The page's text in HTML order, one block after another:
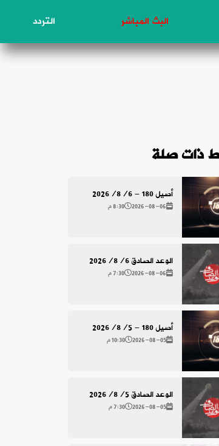
البث المباشر التردد
ذات صلة
أصيل 180 - 2026/8/6
2026-08-06 8:30 م
الوعد الصادق 2026/8/6
2026-08-06 7:30 م
أصيل 180 - 2026/8/5
2026-08-05 10:30 م
الوعد الصادق 2026/8/5
2026-08-05 7:30 م